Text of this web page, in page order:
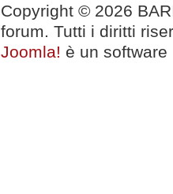
Copyright © 2026
forum. Tutti i diritti
Joomla! è un